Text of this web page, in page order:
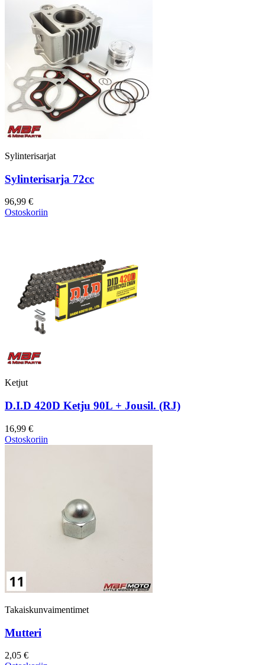
Sylinterisarjat
Sylinterisarja 72cc
96,99 €
Ostoskoriin
Ketjut
D.I.D 420D Ketju 90L + Jousil. (RJ)
16,99 €
Ostoskoriin
Takaiskunvaimentimet
Mutteri
2,05 €